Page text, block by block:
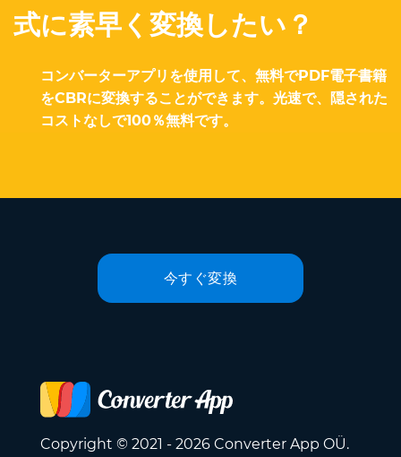
式に素早く変換したい？
コンバーターアプリを使用して、無料でPDF電子書籍
をCBRに変換することができます。光速で、隠された
コストなしで100％無料です。
今すぐ変換
Copyright © 2021 - 2026 Converter App OÜ.